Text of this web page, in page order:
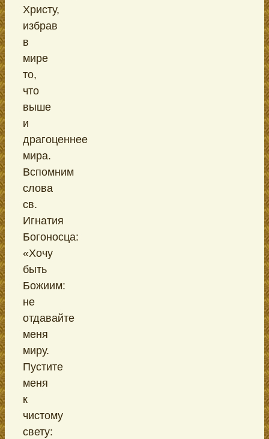
Христу,
избрав
в
мире
то,
что
выше
и
драгоценнее
мира.
Вспомним
слова
св.
Игнатия
Богоносца:
«Хочу
быть
Божиим:
не
отдавайте
меня
миру.
Пустите
меня
к
чистому
свету: